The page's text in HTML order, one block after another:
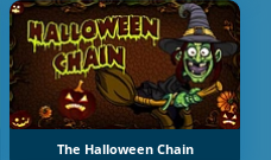
The Halloween Chain